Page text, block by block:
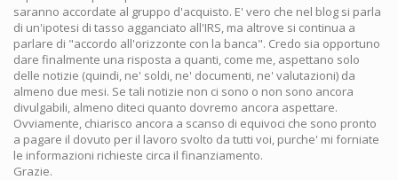
saranno accordate al gruppo d'acquisto. E' vero che nel blog si parla
di un'ipotesi di tasso agganciato all'IRS, ma altrove si continua a
parlare di "accordo all'orizzonte con la banca". Credo sia opportuno
dare finalmente una risposta a quanti, come me, aspettano solo
delle notizie (quindi, ne' soldi, ne' documenti, ne' valutazioni) da
almeno due mesi. Se tali notizie non ci sono o non sono ancora
divulgabili, almeno diteci quanto dovremo ancora aspettare.
Ovviamente, chiarisco ancora a scanso di equivoci che sono pronto
a pagare il dovuto per il lavoro svolto da tutti voi, purche' mi forniate
le informazioni richieste circa il finanziamento.
Grazie.